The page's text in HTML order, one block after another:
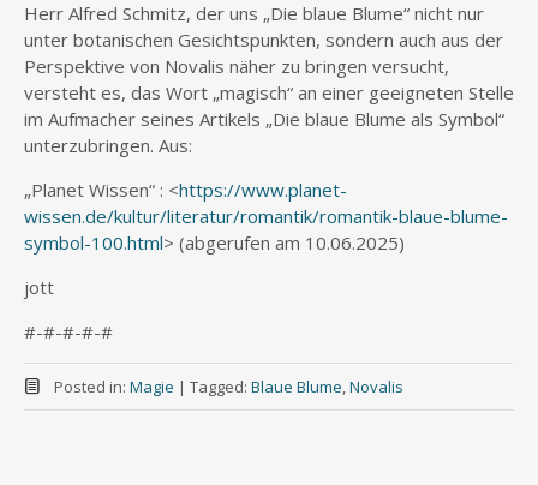
Herr Alfred Schmitz, der uns „Die blaue Blume“ nicht nur
unter botanischen Gesichtspunkten, sondern auch aus der
Perspektive von Novalis näher zu bringen versucht,
versteht es, das Wort „magisch“ an einer geeigneten Stelle
im Aufmacher seines Artikels „Die blaue Blume als Symbol“
unterzubringen. Aus:
„Planet Wissen“ : <https://www.planet-
wissen.de/kultur/literatur/romantik/romantik-blaue-blume-
symbol-100.html> (abgerufen am 10.06.2025)
jott
#-#-#-#-#
Posted in: Magie | Tagged: Blaue Blume,Novalis